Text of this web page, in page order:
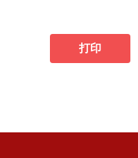
打印